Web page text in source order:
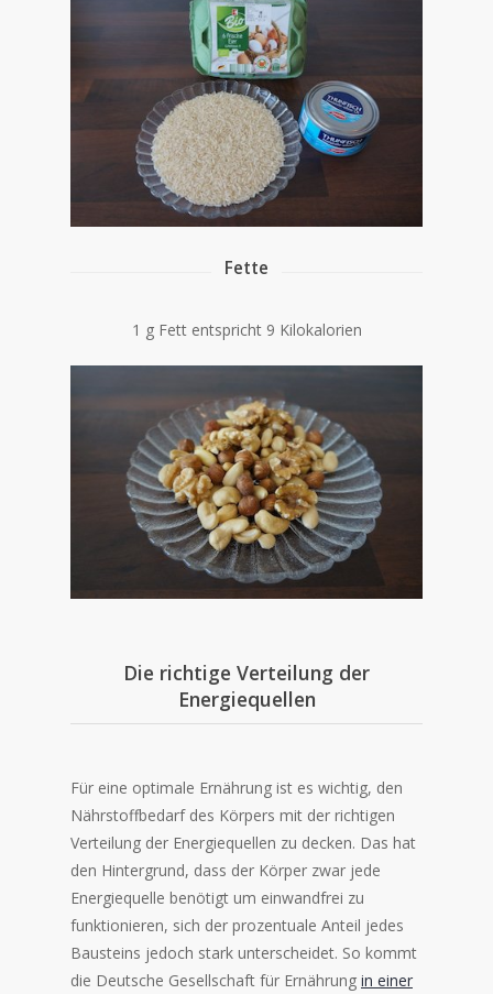
Fette
1 g Fett entspricht 9 Kilokalorien
Die richtige Verteilung der
Energiequellen
Für eine optimale Ernährung ist es wichtig, den
Nährstoffbedarf des Körpers mit der richtigen
Verteilung der Energiequellen zu decken. Das hat
den Hintergrund, dass der Körper zwar jede
Energiequelle benötigt um einwandfrei zu
funktionieren, sich der prozentuale Anteil jedes
Bausteins jedoch stark unterscheidet. So kommt
die Deutsche Gesellschaft für Ernährung in einer